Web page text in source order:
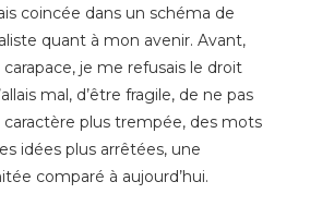
coincée dans un schéma de
quant à mon avenir. Avant,
je me refusais le droit
mal, d’être fragile, de ne pas
caractère plus trempée, des mots
idées plus arrêtées, une
comparé à aujourd’hui.